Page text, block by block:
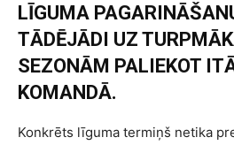
LĪGUMA
TĀDĒJĀDI UZ
SEZONĀM PALIEKOT
KOMANDĀ.
Konkrēts līguma termiņš netika